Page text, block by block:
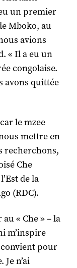
un premier
Mboko, au
avions
« Il a eu un
congolaise.
avons quittée
le mzee
mettre en
recherchons,
Che
de la
(RDC).
« Che » – la
m’inspire
convient pour
n’ai